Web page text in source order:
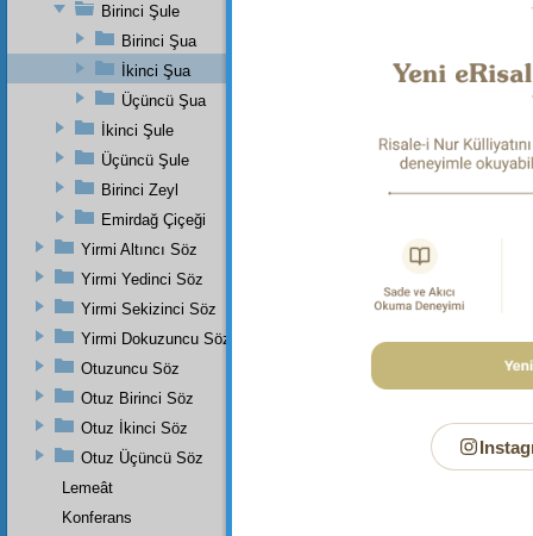
(Bu
Bu
Birinci Şule
Birinci Şua
İkinci Şua
Üçüncü Şua
İkinci Şule
Üçüncü Şule
Birinci Zeyl
Emirdağ Çiçeği
Yirmi Altıncı Söz
Yirmi Yedinci Söz
Yirmi Sekizinci Söz
Yirmi Dokuzuncu Söz
Otuzuncu Söz
Otuz Birinci Söz
Otuz İkinci Söz
Otuz Üçüncü Söz
Lemeât
Konferans